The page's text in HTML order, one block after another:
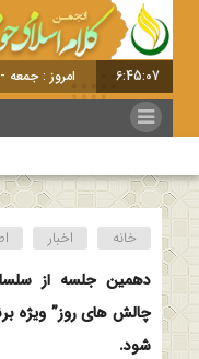
6:45:07 امروز : جمعه - ۱۶ مرداد - ۱۴۰۵
خانه اخبار
دهمین جلسه از
چالش های روز” ویژه
شود.